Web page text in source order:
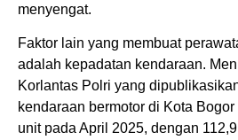
menyengat.
Faktor lain yang membuat
adalah kepadatan kendaraan.
Korlantas Polri yang
kendaraan bermotor di Kota
unit pada April 2025, dengan